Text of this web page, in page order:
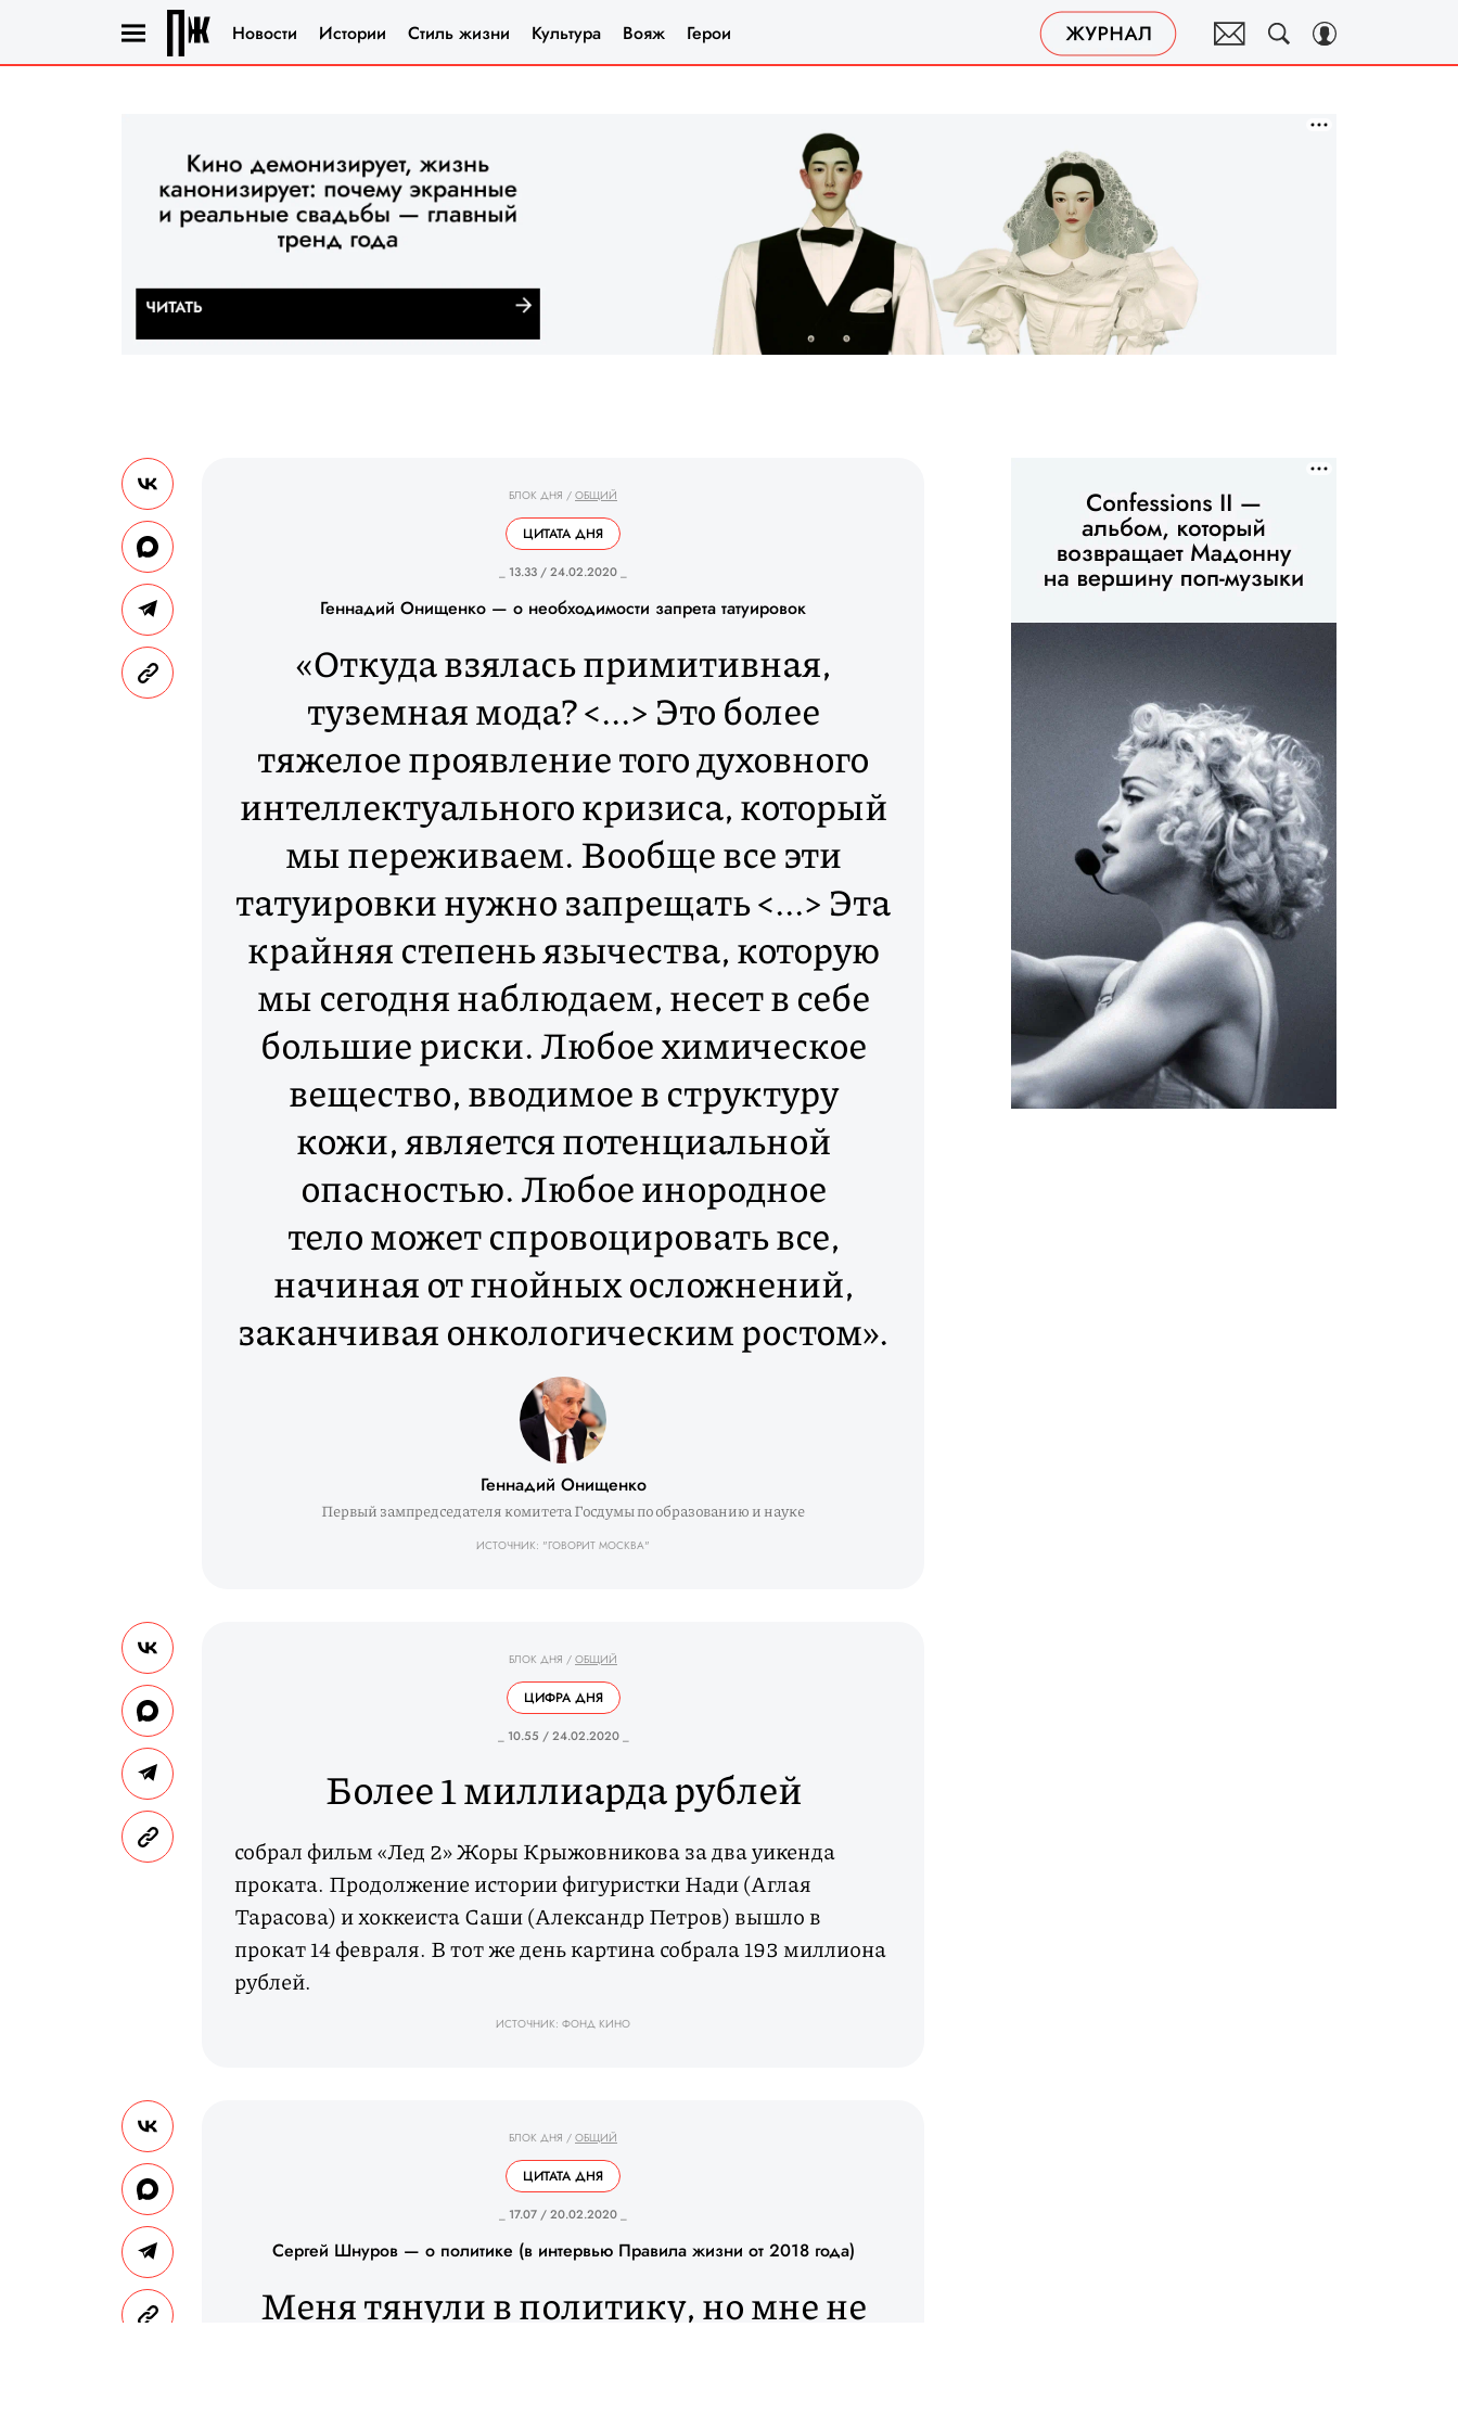
Новости Истории Стиль жизни Культура Вояж Герои
БЛОК ДНЯ / ОБЩИЙ
ЦИТАТА ДНЯ
_ 13.33 / 24.02.2020 _
Геннадий Онищенко — о необходимости запрета татуировок
«Откуда взялась примитивная,
туземная мода? <...> Это более
тяжелое проявление того духовного
интеллектуального кризиса, который
мы переживаем. Вообще все эти
татуировки нужно запрещать <...> Эта
крайняя степень язычества, которую
мы сегодня наблюдаем, несет в себе
большие риски. Любое химическое
вещество, вводимое в структуру
кожи, является потенциальной
опасностью. Любое инородное
тело может спровоцировать все,
начиная от гнойных осложнений,
заканчивая онкологическим ростом».
Геннадий Онищенко
Первый зампредседателя комитета Госдумы по образованию и науке
ИСТОЧНИК: "ГОВОРИТ МОСКВА"
БЛОК ДНЯ / ОБЩИЙ
ЦИФРА ДНЯ
_ 10.55 / 24.02.2020 _
Более 1 миллиарда рублей
собрал фильм «Лед 2» Жоры Крыжовникова за два уикенда
проката. Продолжение истории фигуристки Нади (Аглая
Тарасова) и хоккеиста Саши (Александр Петров) вышло в
прокат 14 февраля. В тот же день картина собрала 193 миллиона
рублей.
ИСТОЧНИК: ФОНД КИНО
БЛОК ДНЯ / ОБЩИЙ
ЦИТАТА ДНЯ
_ 17.07 / 20.02.2020 _
Сергей Шнуров — о политике (в интервью Правила жизни от 2018 года)
Меня тянули в политику, но мне не